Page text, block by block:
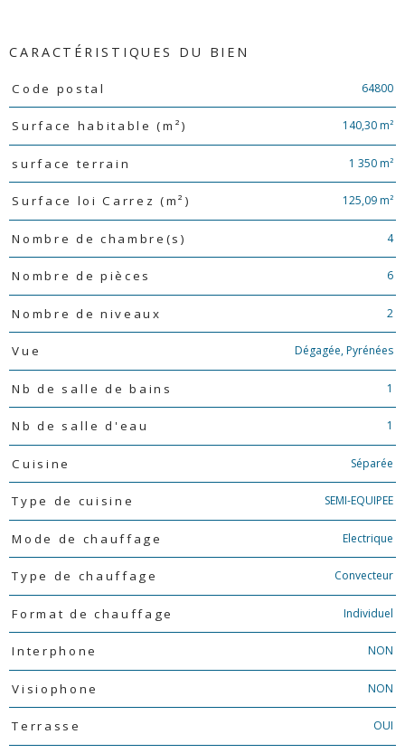
CARACTÉRISTIQUES DU BIEN
Caractéristiques Valeurs
Code postal 64800
Surface habitable (m²) 140,30 m²
surface terrain 1 350 m²
Surface loi Carrez (m²) 125,09 m²
Nombre de chambre(s) 4
Nombre de pièces 6
Nombre de niveaux 2
Vue Dégagée, Pyrénées
Nb de salle de bains 1
Nb de salle d'eau 1
Cuisine Séparée
Type de cuisine SEMI-EQUIPEE
Mode de chauffage Electrique
Type de chauffage Convecteur
Format de chauffage Individuel
Interphone NON
Visiophone NON
Terrasse OUI